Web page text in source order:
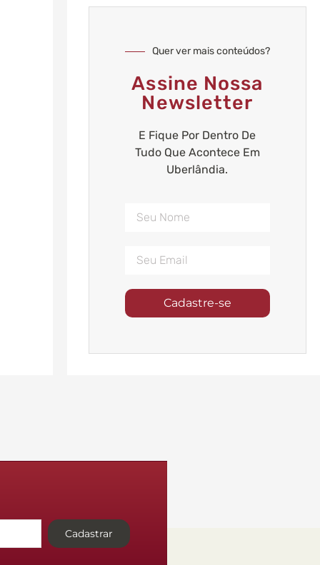
Quer ver mais conteúdos?
Assine Nossa
Newsletter
E Fique Por Dentro De
Tudo Que Acontece Em
Uberlândia.
Cadastre-se
Cadastrar